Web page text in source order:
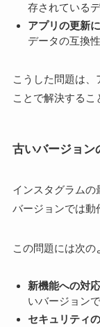
存されている
アプリの更新
データの互換
こうした問題は
ことで解決するこ
古いバージョン
インスタグラムの
バージョンでは動
この問題には次の
新機能への対
いバージョン
セキュリティ